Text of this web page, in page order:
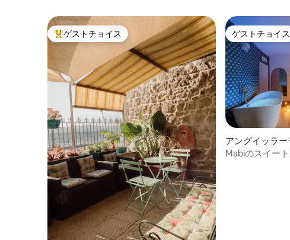
大好評のゲストチョイスです。
ゲストチョイス ゲストチョイス
ゲストチョイス
アングイッラー
ィアのマンショ
Mabiのスイー